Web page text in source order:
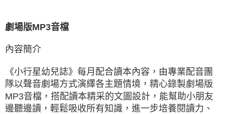
劇場版MP3音檔
內容簡介
《小行星幼兒誌》每月配合讀本內容，由專業配音團
隊以聲音劇場方式演繹各主題情境，精心錄製劇場版
MP3音檔，搭配讀本精采的文圖設計，能幫助小朋友
邊聽邊讀，輕鬆吸收所有知識，進一步培養閱讀力、